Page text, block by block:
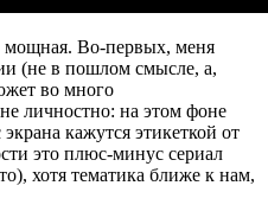
мощная. Во-первых, меня
(не в пошлом смысле, а,
во много
личностно: на этом фоне
кажутся этикеткой от
это плюс-минус сериал
хотя тематика ближе к нам,